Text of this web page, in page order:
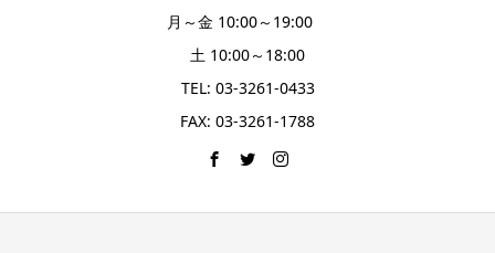
月～金 10:00～19:00
土 10:00～18:00
TEL: 03-3261-0433
FAX: 03-3261-1788